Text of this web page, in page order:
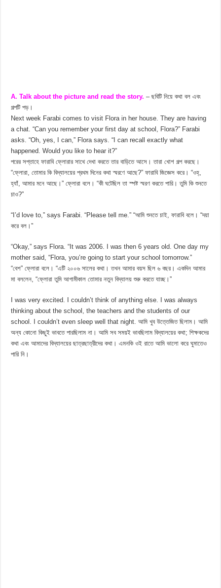
A. Talk about the picture and read the story. – ছবিটি নিয়ে কথা বল এবং
গল্পটি পড়।
Next week Farabi comes to visit Flora in her house. They are having
a chat. “Can you remember your first day at school, Flora?” Farabi
asks. “Oh, yes, I can,” Flora says. “I can recall exactly what
happened. Would you like to hear it?”
পরের সপ্তাহে ফারাবি ফ্লোরার সাথে দেখা করতে তার বাড়িতে আসে। তারা খোশ গল্প করছে।
“ফ্লোরা, তোমার কি বিদ্যালয়ের প্রথম দিনের কথা স্মরণে আছে?” ফারাবি জিজ্ঞেস করে। “ওহ্,
হ্যাঁ, আমার মনে আছে।” ফ্লোরা বলে। “কী ঘটেছিল তা স্পষ্ট স্মরণ করতে পারি। তুমি কি শুনতে
চাও?”
“I’d love to,” says Farabi. “Please tell me.” “আমি শুনতে চাই, ফারাবি বলে। “দয়া
করে বল।”
“Okay,” says Flora. “It was 2006. I was then 6 years old. One day my
mother said, “Flora, you’re going to start your school tomorrow.”
“বেশ” ফ্লোরা বলে। “এটি ২০০৬ সালের কথা। তখন আমার বয়স ছিল ৬ বছর। একদিন আমার
মা বললেন, “ফ্লোরা তুমি আগামীকাল তোমার নতুন বিদ্যালয় শুরু করতে যাচ্ছ।”
I was very excited. I couldn’t think of anything else. I was always
thinking about the school, the teachers and the students of our
school. I couldn’t even sleep well that night. আমি খুব উত্তেজিত ছিলাম। আমি
অন্য কোনো কিছুই ভাবতে পারছিলাম না। আমি সব সময়ই ভাবছিলাম বিদ্যালয়ের কথা; শিক্ষকদের
কথা এবং আমাদের বিদ্যালয়ের ছাত্রছাত্রীদের কথা। এমনকি ওই রাতে আমি ভালো করে ঘুমাতেও
পারি নি।